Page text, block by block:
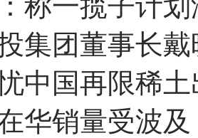
称一揽子计
集团董事长
中国再限稀
华销量受波